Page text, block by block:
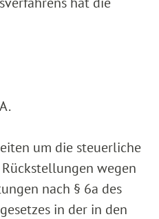
A.
um die steuerliche
wegen
nach § 6a des
in der in den